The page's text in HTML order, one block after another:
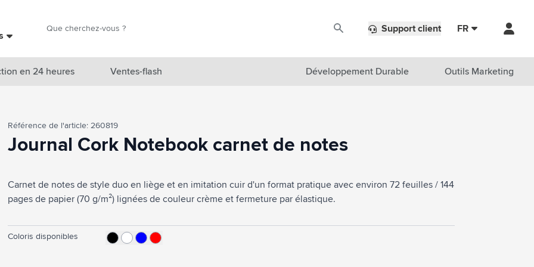
Marques
Thèmes
Accessoires boissons
Sacs & Voyage
Cuisiner & Vivre
Support client FR
en 24 heures Ventes-flash Développement Durable Outils Marketing
Référence de l'article: 260819
Journal Cork Notebook carnet de notes
Carnet de notes de style duo en liège et en imitation cuir d'un format pratique avec environ 72 feuilles / 144
pages de papier (70 g/m²) lignées de couleur crème et fermeture par élastique.
Coloris disponibles